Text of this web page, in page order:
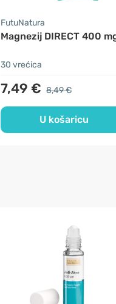
FutuNatura
Magnezij DIRECT 400
30 vrećica
7,49 € 8,49 €
U košaricu